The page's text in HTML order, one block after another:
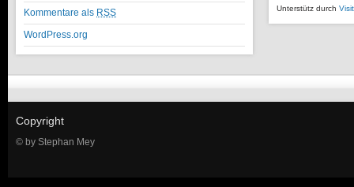
Kommentare als RSS
WordPress.org
Unterstütz durch
Copyright
© by Stephan Mey